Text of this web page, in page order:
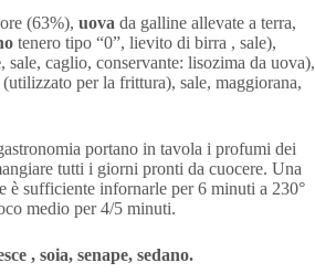
(63%), uova da galline allevate a terra,
tenero tipo “0”, lievito di birra , sale),
, sale, caglio, conservante: lisozima da uova),
per la frittura), sale, maggiorana,
portano in tavola i profumi dei
tutti i giorni pronti da cuocere. Una
è sufficiente infornarle per 6 minuti a 230°
medio per 4/5 minuti.
, soia, senape, sedano.